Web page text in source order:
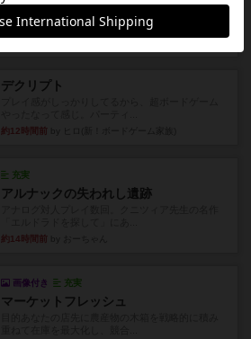
点で良かった点と悪か...
デクリプト
約12時間前
充実
アルナックの失われし遺跡
約14時間前
画像付き 充実
マーケットフレッシュ